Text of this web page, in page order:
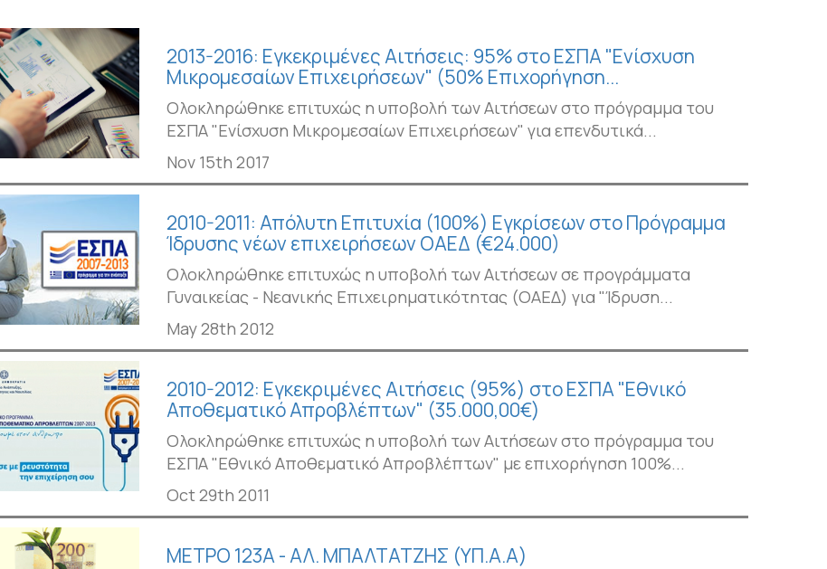
2013-2016: Εγκεκριμένες Αιτήσεις: 95% στο ΕΣΠΑ "Ενίσχυση
Μικρομεσαίων Επιχειρήσεων" (50% Επιχορήγηση...
Ολοκληρώθηκε επιτυχώς η υποβολή των Αιτήσεων στο πρόγραμμα του
ΕΣΠΑ "Ενίσχυση Μικρομεσαίων Επιχειρήσεων" για επενδυτικά...
Nov 15th 2017
2010-2011: Απόλυτη Επιτυχία (100%) Εγκρίσεων στο Πρόγραμμα
Ίδρυσης νέων επιχειρήσεων ΟΑΕΔ (€24.000)
Ολοκληρώθηκε επιτυχώς η υποβολή των Αιτήσεων σε προγράμματα
Γυναικείας - Νεανικής Επιχειρηματικότητας (ΟΑΕΔ) για "Ίδρυση...
May 28th 2012
2010-2012: Εγκεκριμένες Αιτήσεις (95%) στο ΕΣΠΑ "Εθνικό
Αποθεματικό Απροβλέπτων" (35.000,00€)
Ολοκληρώθηκε επιτυχώς η υποβολή των Αιτήσεων στο πρόγραμμα του
ΕΣΠΑ "Εθνικό Αποθεματικό Απροβλέπτων" με επιχορήγηση 100%...
Oct 29th 2011
ΜΕΤΡΟ 123Α - ΑΛ. ΜΠΑΛΤΑΤΖΗΣ (ΥΠ.Α.Α)